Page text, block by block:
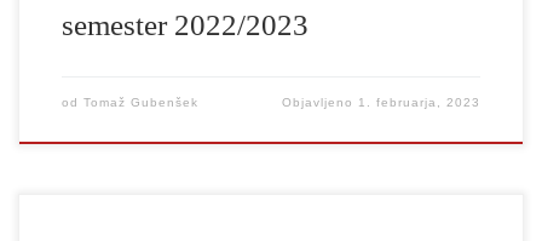
semester 2022/2023
od Tomaž Gubenšek Objavljeno 1. februarja, 2023